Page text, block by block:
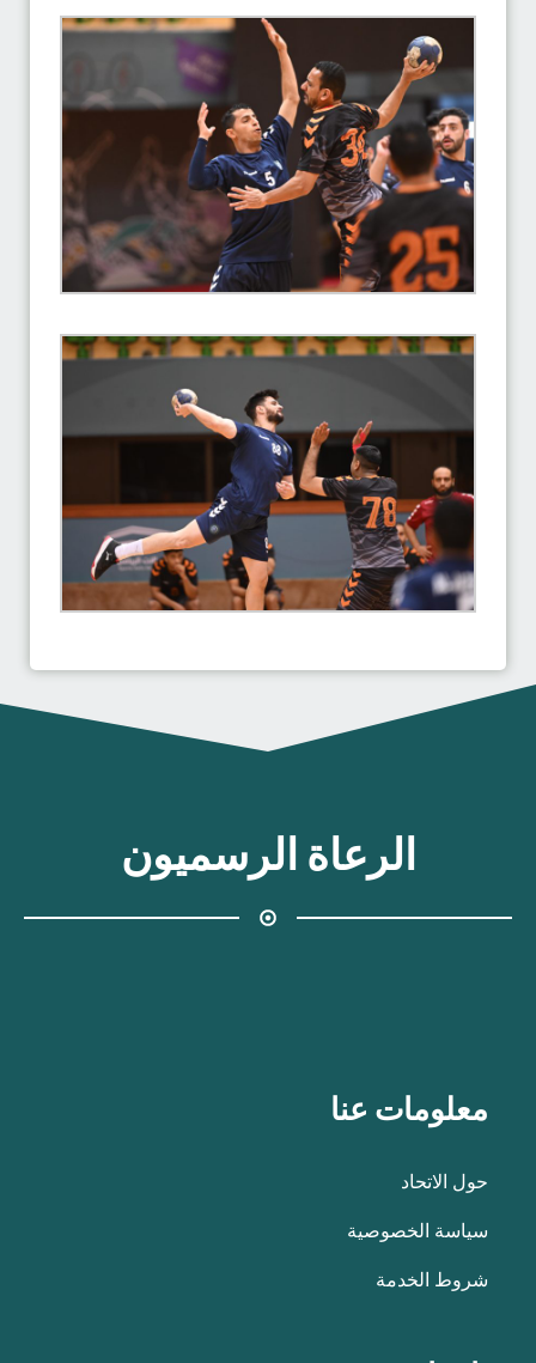
الرعاة الرسميون
معلومات عنا
حول الاتحاد
سياسة الخصوصية
شروط الخدمة